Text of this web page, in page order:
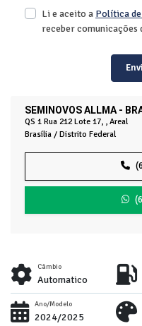
SEMINOVOS ALLMA -
QS 1 Rua 212 Lote 17, , Areal
Brasília / Distrito Federal
Li e aceito a Política
receber comunicações
Câmbio
Automatico
Ano/Modelo
2024/2025